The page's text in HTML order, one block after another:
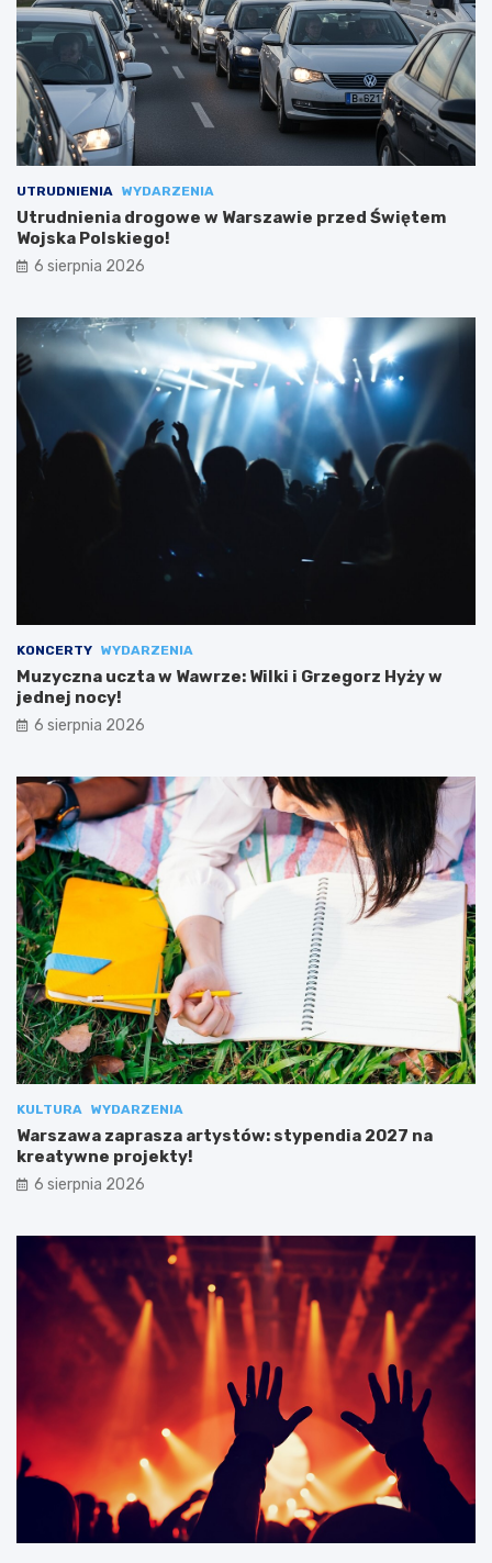
UTRUDNIENIA WYDARZENIA
Utrudnienia drogowe w Warszawie przed Świętem
Wojska Polskiego!
6 sierpnia 2026
KONCERTY WYDARZENIA
Muzyczna uczta w Wawrze: Wilki i Grzegorz Hyży w
jednej nocy!
6 sierpnia 2026
KULTURA WYDARZENIA
Warszawa zaprasza artystów: stypendia 2027 na
kreatywne projekty!
6 sierpnia 2026